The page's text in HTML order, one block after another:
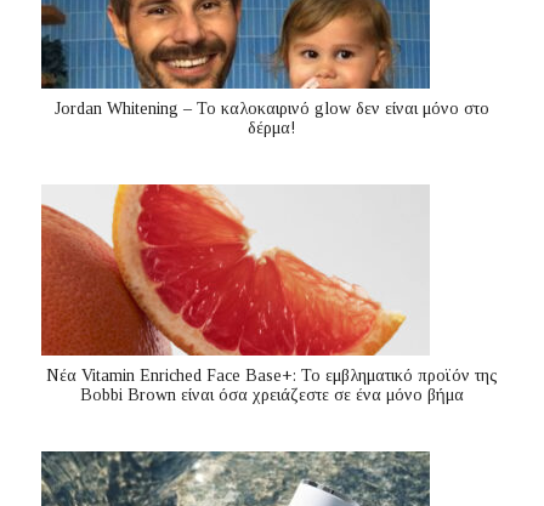
Jordan Whitening – Το καλοκαιρινό glow δεν είναι μόνο στο
δέρμα!
Nέα Vitamin Enriched Face Base+: Το εμβληματικό προϊόν της
Bobbi Brown είναι όσα χρειάζεστε σε ένα μόνο βήμα